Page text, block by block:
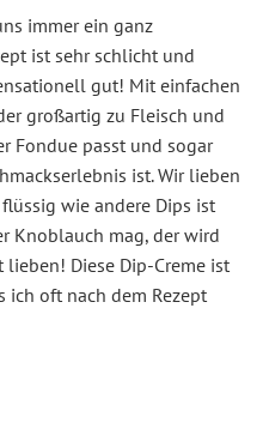
immer ein ganz
ist sehr schlicht und
gut! Mit einfachen
großartig zu Fleisch und
Fondue passt und sogar
ist. Wir lieben
wie andere Dips ist
Knoblauch mag, der wird
lieben! Diese Dip-Creme ist
oft nach dem Rezept